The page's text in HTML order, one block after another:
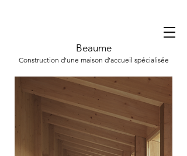
Beaume
Construction d’une maison d’accueil spécialisée